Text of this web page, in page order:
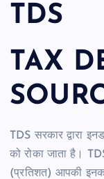
TDS
TAX
TDS सरकार द्वारा
को रोका जाता है।
(प्रतिशत) आपकी